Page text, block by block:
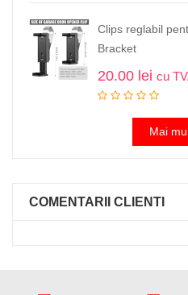
Clips reglabil
Bracket
20.00 lei cu
Mai
COMENTARII CLIENTI